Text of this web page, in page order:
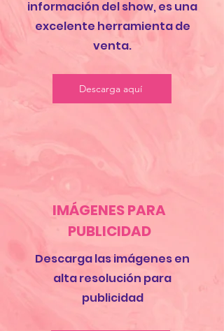
información del show, es una
excelente herramienta de
venta.
Descarga aquí
IMÁGENES PARA
PUBLICIDAD
Descarga las imágenes en
alta resolución para
publicidad